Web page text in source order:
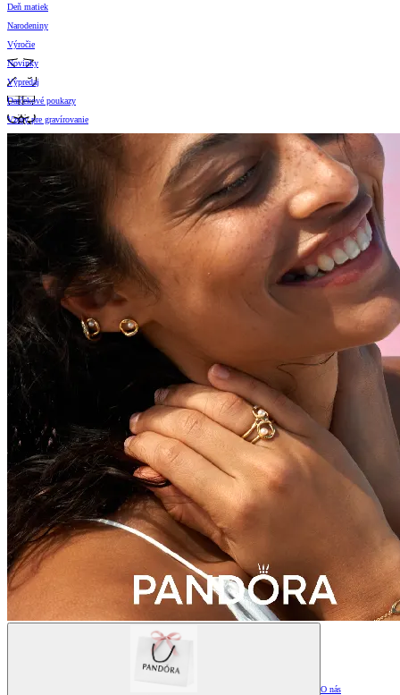
Deň matiek
Narodeniny
Výročie
Novinky
Výpredaj
Darčekové poukazy
Vzory pre gravírovanie
O nás